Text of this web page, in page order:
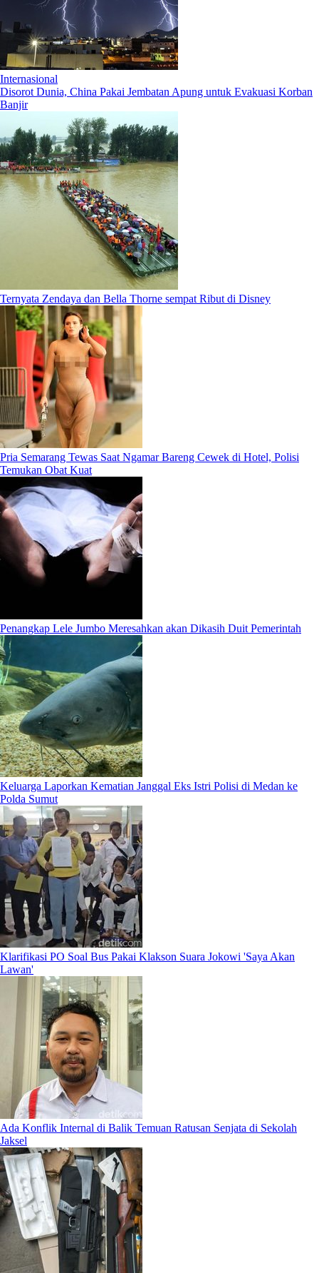
Internasional
Disorot Dunia, China Pakai Jembatan Apung untuk Evakuasi Korban
Banjir
Ternyata Zendaya dan Bella Thorne sempat Ribut di Disney
Pria Semarang Tewas Saat Ngamar Bareng Cewek di Hotel, Polisi
Temukan Obat Kuat
Penangkap Lele Jumbo Meresahkan akan Dikasih Duit Pemerintah
Keluarga Laporkan Kematian Janggal Eks Istri Polisi di Medan ke
Polda Sumut
Klarifikasi PO Soal Bus Pakai Klakson Suara Jokowi 'Saya Akan
Lawan'
Ada Konflik Internal di Balik Temuan Ratusan Senjata di Sekolah
Jaksel